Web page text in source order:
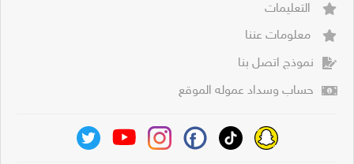
التعليمات
معلومات عننا
نموذج اتصل بنا
حساب وسداد عموله الموقع